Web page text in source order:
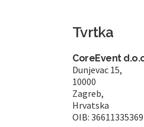
Tvrtka
CoreEvent
Dunjevac 15,
10000
Zagreb,
Hrvatska
OIB: 36611335369